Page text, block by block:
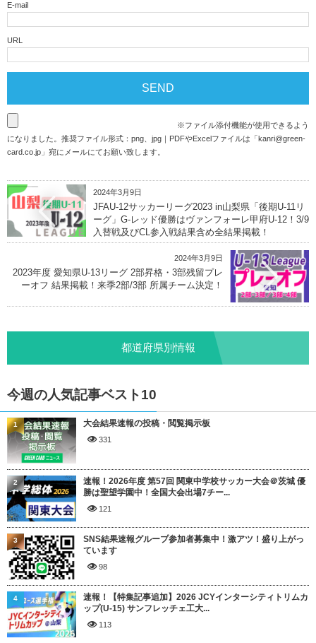
E-mail
URL
※ファイル添付機能が使用できるよう
になりました。推奨ファイル形式：png、jpg｜PDFやExcelファイルは「 kanri@green-
card.co.jp 」宛にメールにてお願い致します。
2024年3月9日
JFAU-12サッカーリーグ2023 in山梨県「後期U-11リ
ーグ」G-レッド優勝はヴァンフォーレ甲府U-12！3/9
入替戦及びCL参入戦結果含め全結果掲載！
2024年3月9日
2023年度 愛知県U-13リーグ 2部昇格・3部残留プレ
ーオフ 結果掲載！来季2部/3部 所属チーム決定！
都道府県別情報
今週の人気記事ベスト10
大会結果速報の投稿・閲覧掲示板
331
1
速報！2026年度 第57回 関東中学校サッカー大会＠茨城 優
勝は聖望学園中！全国大会出場7チー...
121
2
SNS結果速報グループ参加者募集中！激アツ！盛り上がっ
ています
98
3
速報！【特集記事追加】2026 JCYインターシティトリムカ
ップ(U-15) サンフレッチェ工大...
113
4